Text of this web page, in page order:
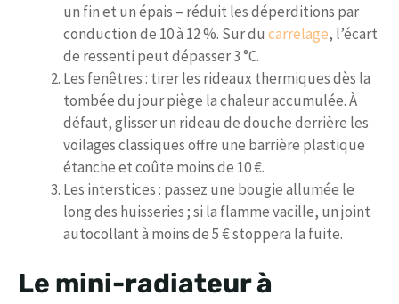
un fin et un épais – réduit les déperditions par
conduction de 10 à 12 %. Sur du carrelage, l’écart
de ressenti peut dépasser 3 °C.
Les fenêtres : tirer les rideaux thermiques dès la
tombée du jour piège la chaleur accumulée. À
défaut, glisser un rideau de douche derrière les
voilages classiques offre une barrière plastique
étanche et coûte moins de 10 €.
Les interstices : passez une bougie allumée le
long des huisseries ; si la flamme vacille, un joint
autocollant à moins de 5 € stoppera la fuite.
Le mini-radiateur à